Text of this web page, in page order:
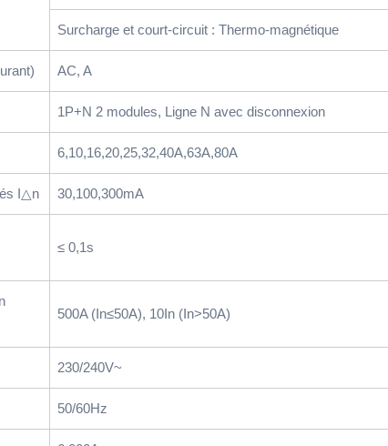
Surcharge et court-circuit : Thermo-magnétique
AC, A
1P+N 2 modules, Ligne N avec disconnexion
6,10,16,20,25,32,40A,63A,80A
I△n 30,100,300mA
≤ 0,1s
500A (In≤50A), 10In (In>50A)
230/240V~
50/60Hz